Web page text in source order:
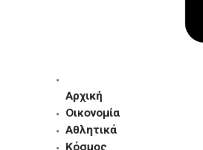
Αρχική
Οικονομία
Αθλητικά
Κόσμος